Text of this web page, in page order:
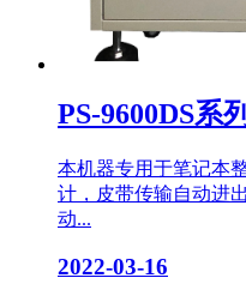
PS-9600DS系
本机器专用于笔记本
计，皮带传输自动进
动...
2022-03-16